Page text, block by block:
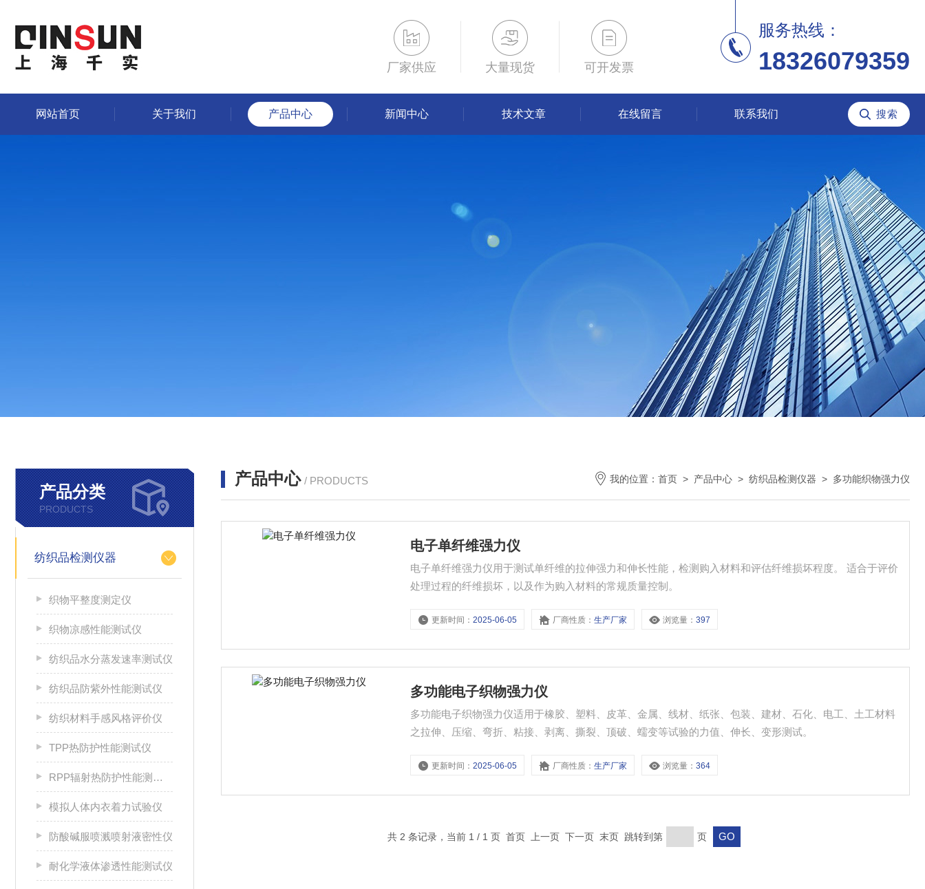
厂家供应 大量现货 可开发票
服务热线：
18326079359
网站首页 关于我们 产品中心 新闻中心 技术文章 在线留言 联系我们
产品分类
PRODUCTS
纺织品检测仪器
织物平整度测定仪
织物凉感性能测试仪
纺织品水分蒸发速率测试仪
纺织品防紫外性能测试仪
纺织材料手感风格评价仪
TPP热防护性能测试仪
RPP辐射热防护性能测试仪
模拟人体内衣着力试验仪
防酸碱服喷溅喷射液密性仪
耐化学液体渗透性能测试仪
产品中心 / PRODUCTS 我的位置： 首页 > 产品中心 > 纺织品检测仪器 > 多功能织物强力仪
电子单纤维强力仪
电子单纤维强力仪用于测试单纤维的拉伸强力和伸长性能，检测购入材料和评估纤维损坏程度。 适合于评价
处理过程的纤维损坏，以及作为购入材料的常规质量控制。
更新时间：2025-06-05 厂商性质：生产厂家 浏览量：397
多功能电子织物强力仪
多功能电子织物强力仪适用于橡胶、塑料、皮革、金属、线材、纸张、包装、建材、石化、电工、土工材料
之拉伸、压缩、弯折、粘接、剥离、撕裂、顶破、蠕变等试验的力值、伸长、变形测试。
更新时间：2025-06-05 厂商性质：生产厂家 浏览量：364
共 2 条记录，当前 1 / 1 页 首页 上一页 下一页 末页 跳转到第 页